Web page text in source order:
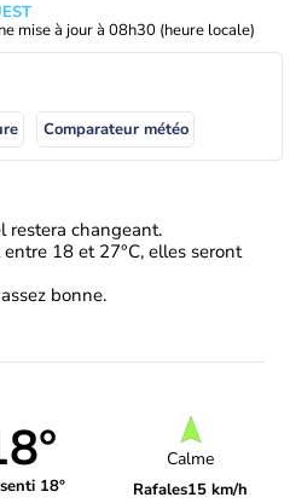
mise à jour à 08h30 (heure locale)
Comparateur météo
restera changeant.
18 et 27°C, elles seront
bonne.
18°
Calme
Rafales15 km/h